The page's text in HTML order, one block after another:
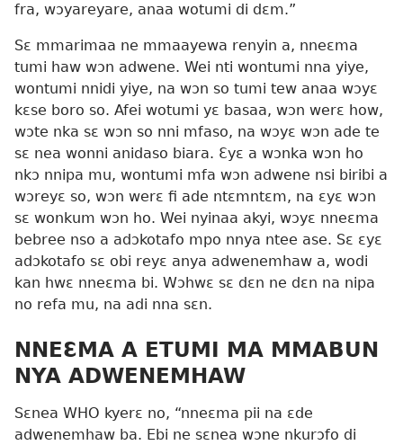
fra, wɔyareyare, anaa wotumi di dɛm.”
Sɛ mmarimaa ne mmaayewa renyin a, nneɛma
tumi haw wɔn adwene. Wei nti wontumi nna yiye,
wontumi nnidi yiye, na wɔn so tumi tew anaa wɔyɛ
kɛse boro so. Afei wotumi yɛ basaa, wɔn werɛ how,
wɔte nka sɛ wɔn so nni mfaso, na wɔyɛ wɔn ade te
sɛ nea wonni anidaso biara. Ɛyɛ a wɔnka wɔn ho
nkɔ nnipa mu, wontumi mfa wɔn adwene nsi biribi a
wɔreyɛ so, wɔn werɛ fi ade ntɛmntɛm, na ɛyɛ wɔn
sɛ wonkum wɔn ho. Wei nyinaa akyi, wɔyɛ nneɛma
bebree nso a adɔkotafo mpo nnya ntee ase. Sɛ ɛyɛ
adɔkotafo sɛ obi reyɛ anya adwenemhaw a, wodi
kan hwɛ nneɛma bi. Wɔhwɛ sɛ dɛn ne dɛn na nipa
no refa mu, na adi nna sɛn.
NNEƐMA A ETUMI MA MMABUN
NYA ADWENEMHAW
Sɛnea WHO kyerɛ no, “nneɛma pii na ɛde
adwenemhaw ba. Ebi ne sɛnea wɔne nkurɔfo di